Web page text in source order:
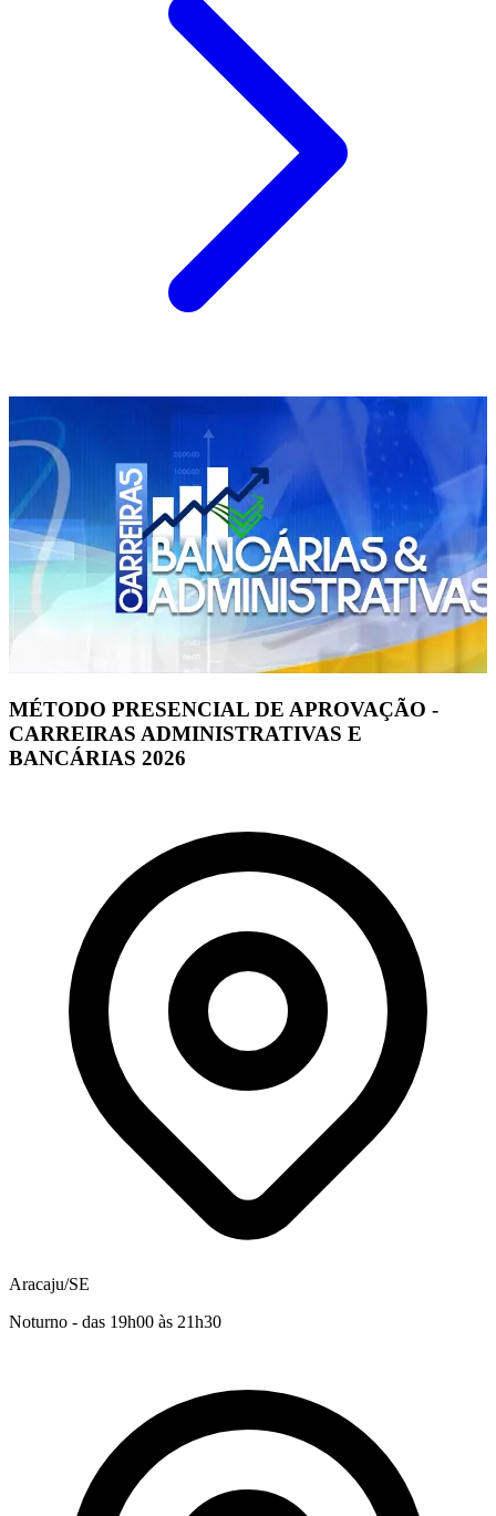
MÉTODO PRESENCIAL DE APROVAÇÃO -
CARREIRAS ADMINISTRATIVAS E
BANCÁRIAS 2026
Aracaju/SE
Noturno - das 19h00 às 21h30